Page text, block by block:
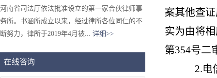
河南省司法厅依法批准设立的第一家合伙律师事
务所。书涵所成立以来，经过律所各位同仁的不
断努力，律所于2019年4月被... 详细>>
在线咨询
案其他查
实为由将
第354号二
2.电